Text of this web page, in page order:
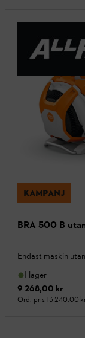
KAMPANJ
BRA 500 B
Endast maskin
I lager
9 268,00 kr
Ord. pris 13 240,00